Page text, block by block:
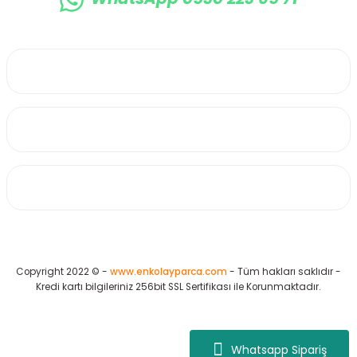
Whatsapp Sipariş
Copyright 2022 © - www.enkolayparca.com - Tüm hakları saklıdır -
Kredi kartı bilgileriniz 256bit SSL Sertifikası ile Korunmaktadır.